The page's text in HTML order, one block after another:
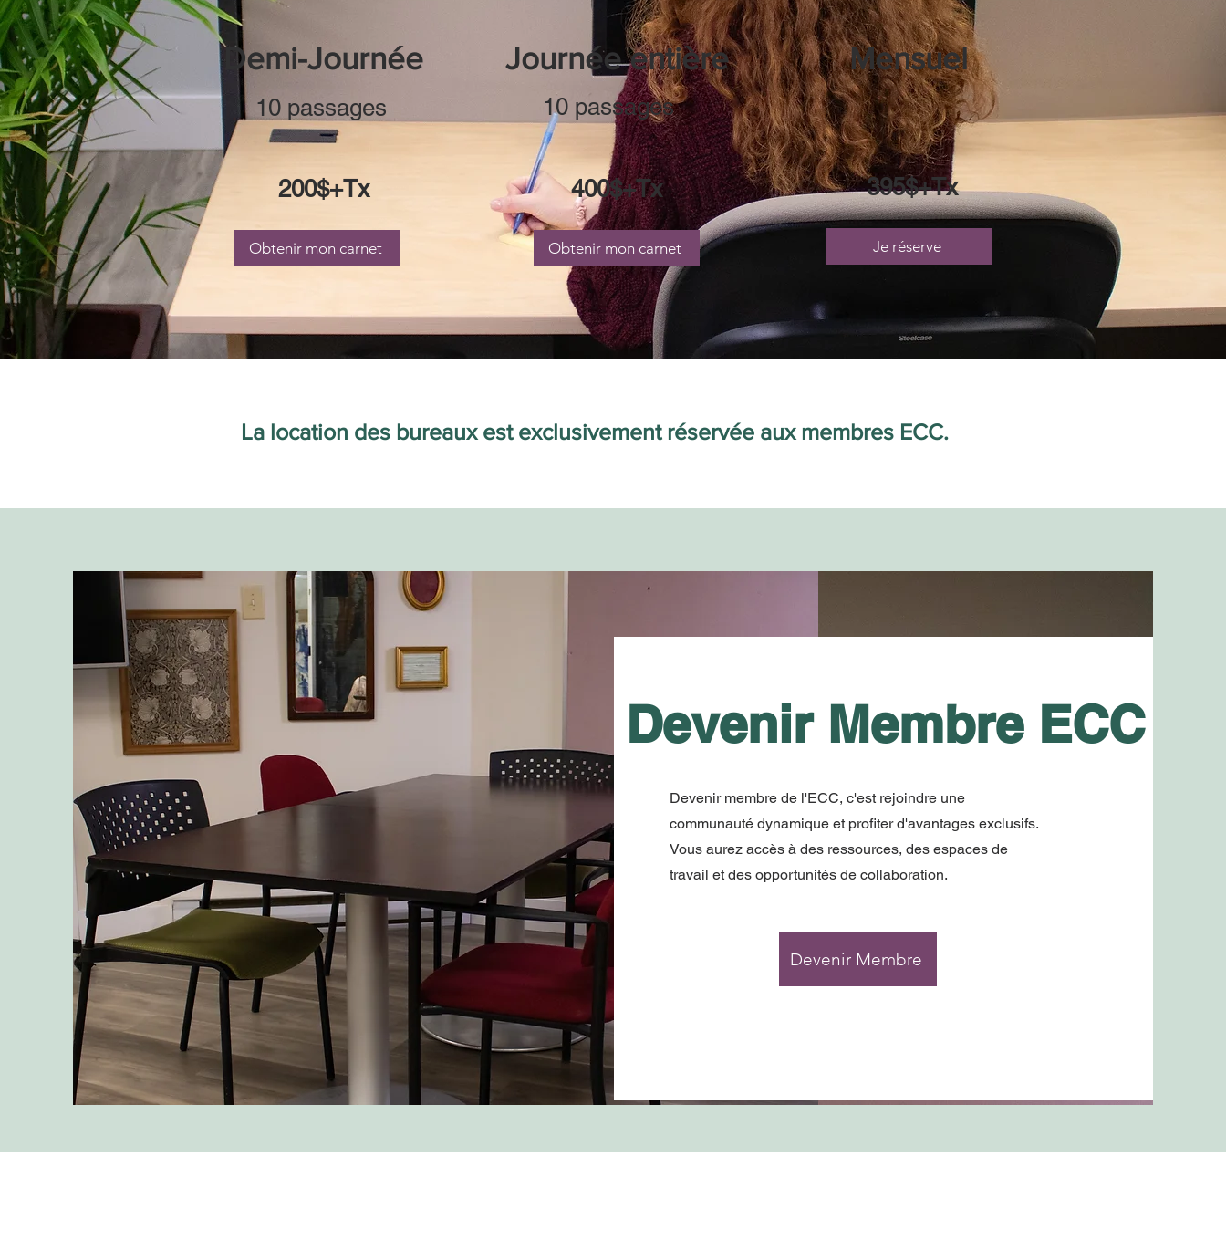
Demi-Journée
10 passages
200$+Tx
Obtenir mon carnet
Journée entière
10 passages
400$+Tx
Obtenir mon carnet
Mensuel
395$+Tx
Je réserve
La location des bureaux est exclusivement réservée aux membres ECC.
Devenir Membre ECC
Devenir membre de l'ECC, c'est rejoindre une
communauté dynamique et profiter d'avantages exclusifs.
Vous aurez accès à des ressources, des espaces de
travail et des opportunités de collaboration.
Devenir Membre